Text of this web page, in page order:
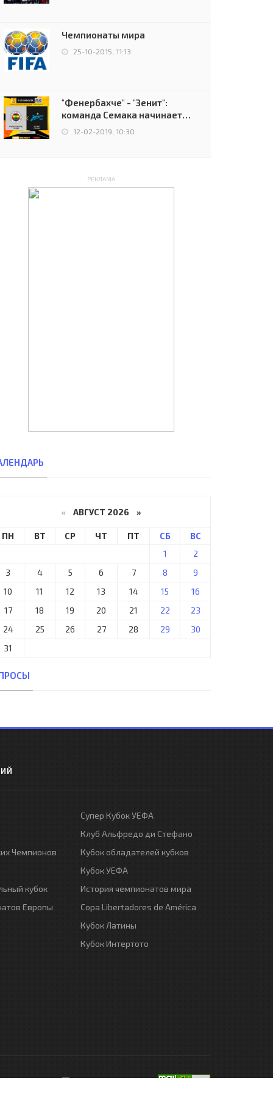
Чемпионаты мира
25-10-2015, 11:13
"Фенербахче" - "Зенит":
команда Семака начинает
путь в плей-офф Лиги
12-02-2019, 10:30
РЕКЛАМА
« АВГУСТ 2026 »
ПН ВТ СР ЧТ ПТ СБ
ВС
1
2
3
4 5 6 7 8
9
10
11 12 13 14 15
16
17
18 19 20 21 22
23
24
25 26 27 28 29
30
31
Чемпионов
кубок
Европы
Супер Кубок УЕФА
Клуб Альфредо ди Стефано
Кубок обладателей кубков
Кубок УЕФА
История чемпионатов мира
Copa Libertadores de América
Кубок Латины
Кубок Интертото